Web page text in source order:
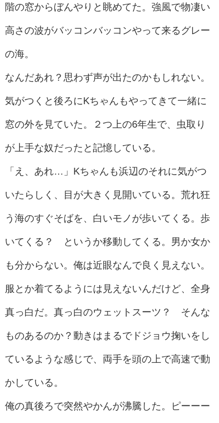
階の窓からぼんやりと眺めてた。強風で物凄い
高さの波がバッコンバッコンやって来るグレー
の海。
なんだあれ？思わず声が出たのかもしれない。
気がつくと後ろにKちゃんもやってきて一緒に
窓の外を見ていた。２つ上の6年生で、虫取り
が上手な奴だったと記憶している。
「え、あれ…」Kちゃんも浜辺のそれに気がつ
いたらしく、目が大きく見開いている。荒れ狂
う海のすぐそばを、白いモノが歩いてくる。歩
いてくる？ というか移動してくる。男か女か
も分からない。俺は近眼なんで良く見えない。
服とか着てるようには見えないんだけど、全身
真っ白だ。真っ白のウェットスーツ？ そんな
ものあるのか？動きはまるでドジョウ掬いをし
ているような感じで、両手を頭の上で高速で動
かしている。
俺の真後ろで突然やかんが沸騰した。ピーーー